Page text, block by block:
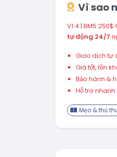
Vì sao
V1.4 | BM5
tự động 24/7
Giao dịch tự
Giá tốt, tồn
Bảo hành &
Hỗ trợ
Mẹo & thủ